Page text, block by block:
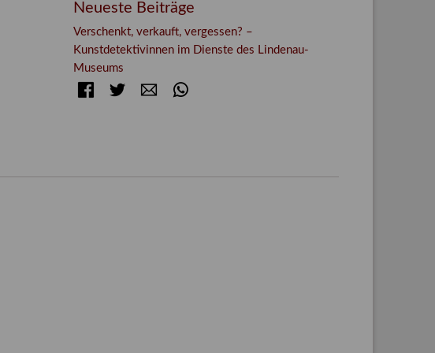
Neueste Beiträge
Verschenkt, verkauft, vergessen? –
Kunstdetektivinnen im Dienste des Lindenau-
Museums
FacebookTwitter E-mail